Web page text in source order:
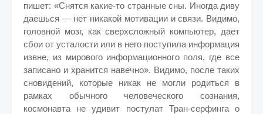
пишет: «Снятся какие-то странные сны. Иногда диву
даешься — нет никакой мотивации и связи. Видимо,
головной мозг, как сверхсложный компьютер, дает
сбои от усталости или в него поступила информация
извне, из мирового информационного поля, где все
записано и хранится навечно». Видимо, после таких
сновидений, которые никак не могли родиться в
рамках обычного человеческого сознания,
космонавта не удивит постулат Тран-серфинга о